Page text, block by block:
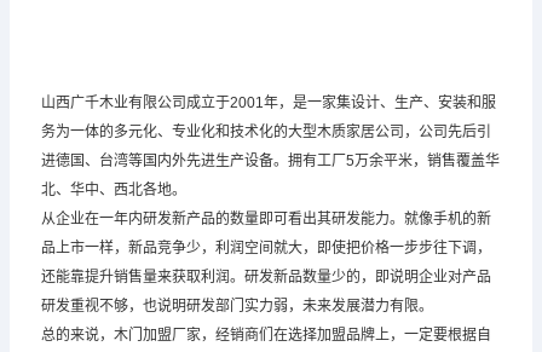
山西广千木业有限公司成立于2001年，是一家集设计、生产、安装和服
务为一体的多元化、专业化和技术化的大型木质家居公司，公司先后引
进德国、台湾等国内外先进生产设备。拥有工厂5万余平米，销售覆盖华
北、华中、西北各地。
从企业在一年内研发新产品的数量即可看出其研发能力。就像手机的新
品上市一样，新品竞争少，利润空间就大，即使把价格一步步往下调，
还能靠提升销售量来获取利润。研发新品数量少的，即说明企业对产品
研发重视不够，也说明研发部门实力弱，未来发展潜力有限。
总的来说，木门加盟厂家，经销商们在选择加盟品牌上，一定要根据自